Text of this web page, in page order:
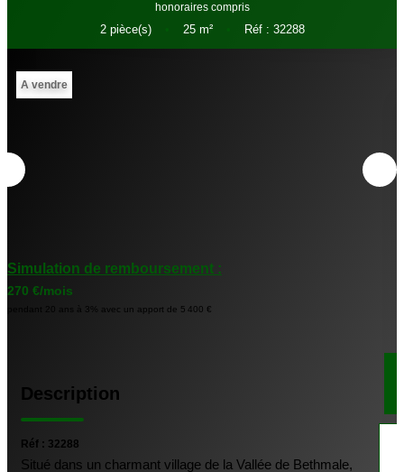
NOUS REJOINDRE
honoraires compris
2pièce(s) 25m² Réf : 32288
A vendre
Simulation de remboursement :
270 €/mois
pendant 20 ans à 3% avec un apport de 5 400 €
Description
Réf : 32288
Situé dans un charmant village de la Vallée de Bethmale,